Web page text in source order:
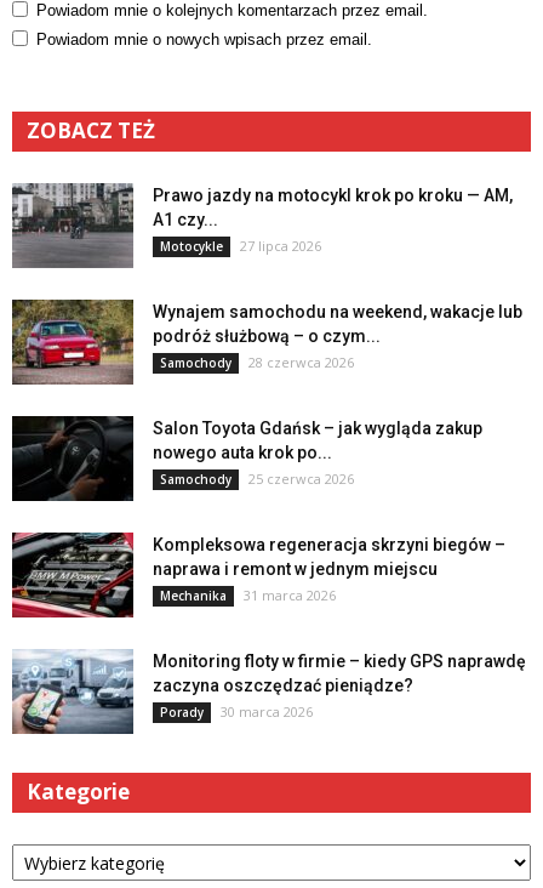
Powiadom mnie o kolejnych komentarzach przez email.
Powiadom mnie o nowych wpisach przez email.
ZOBACZ TEŻ
Prawo jazdy na motocykl krok po kroku — AM,
A1 czy...
Motocykle 27 lipca 2026
Wynajem samochodu na weekend, wakacje lub
podróż służbową – o czym...
Samochody 28 czerwca 2026
Salon Toyota Gdańsk – jak wygląda zakup
nowego auta krok po...
Samochody 25 czerwca 2026
Kompleksowa regeneracja skrzyni biegów –
naprawa i remont w jednym miejscu
Mechanika 31 marca 2026
Monitoring floty w firmie – kiedy GPS naprawdę
zaczyna oszczędzać pieniądze?
Porady 30 marca 2026
Kategorie
Kategorie